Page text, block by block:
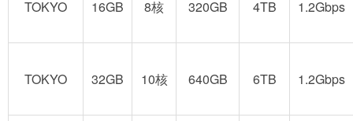
TOKYO 16GB 8核 320GB 4TB 1.2Gbps
TOKYO 32GB 10核 640GB 6TB 1.2Gbps